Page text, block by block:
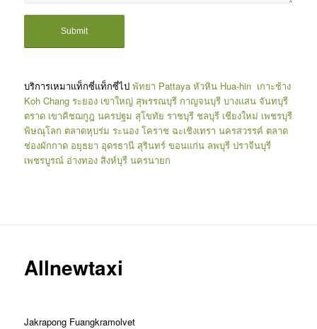
บริการเหมาแท็กซี่แท็กซี่ไป พัทยา Pattaya หัวหิน Hua-hin เกาะช้าง
Koh Chang ระยอง เขาใหญ่ สุพรรณบุรี กาญจนบุรี บางแสน จันทบุรี
ตราด เขาคิชฌกูฎ นครปฐม สุโขทัย ราชบุรี ชลบุรี เชียงใหม่ เพชรบุรี
พิษณุโลก ตลาดหุบร่ม ระนอง โคราช ฉะเชิงเทรา นครสวรรค์ ตลาด
ช่องผักกาด อยุธยา อุดรธานี สุรินทร์ ขอนแก่น ลพบุรี ปราจีนบุรี
เพชรบูรณ์ อ่างทอง สิงห์บุรี นครนายก
Allnewtaxi
Jakrapong Fuangkramolvet